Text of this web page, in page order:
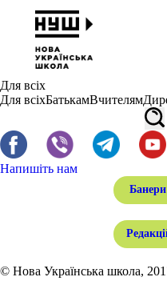
Для всіх
Для всіхБатькамВчителям
Напишіть нам
© Нова Українська школа,